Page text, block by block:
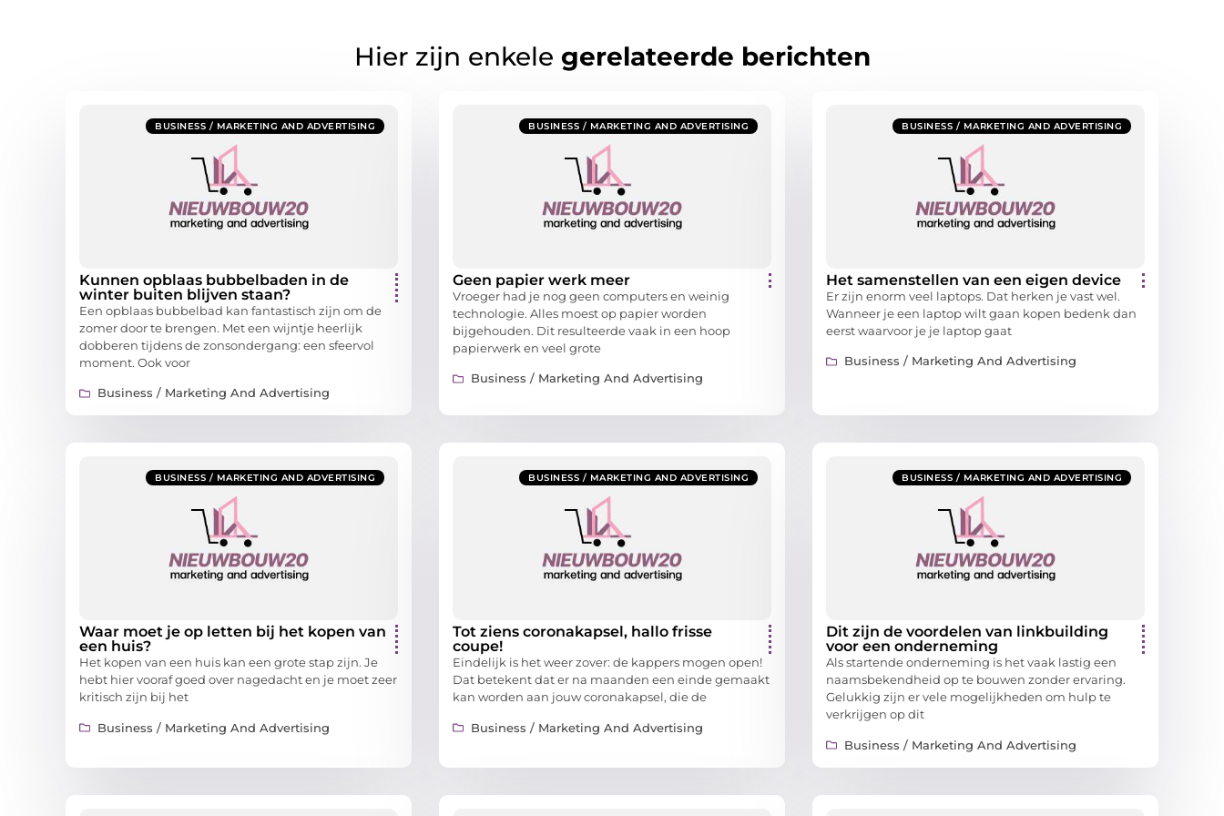
Hier zijn enkele gerelateerde berichten
BUSINESS / MARKETING AND ADVERTISING
Kunnen opblaas bubbelbaden in de
winter buiten blijven staan?
Een opblaas bubbelbad kan fantastisch zijn om de
zomer door te brengen. Met een wijntje heerlijk
dobberen tijdens de zonsondergang: een sfeervol
moment. Ook voor
Business / Marketing And Advertising
BUSINESS / MARKETING AND ADVERTISING
Geen papier werk meer
Vroeger had je nog geen computers en weinig
technologie. Alles moest op papier worden
bijgehouden. Dit resulteerde vaak in een hoop
papierwerk en veel grote
Business / Marketing And Advertising
BUSINESS / MARKETING AND ADVERTISING
Het samenstellen van een eigen device
Er zijn enorm veel laptops. Dat herken je vast wel.
Wanneer je een laptop wilt gaan kopen bedenk dan
eerst waarvoor je je laptop gaat
Business / Marketing And Advertising
BUSINESS / MARKETING AND ADVERTISING
Waar moet je op letten bij het kopen van
een huis?
Het kopen van een huis kan een grote stap zijn. Je
hebt hier vooraf goed over nagedacht en je moet zeer
kritisch zijn bij het
Business / Marketing And Advertising
BUSINESS / MARKETING AND ADVERTISING
Tot ziens coronakapsel, hallo frisse
coupe!
Eindelijk is het weer zover: de kappers mogen open!
Dat betekent dat er na maanden een einde gemaakt
kan worden aan jouw coronakapsel, die de
Business / Marketing And Advertising
BUSINESS / MARKETING AND ADVERTISING
Dit zijn de voordelen van linkbuilding
voor een onderneming
Als startende onderneming is het vaak lastig een
naamsbekendheid op te bouwen zonder ervaring.
Gelukkig zijn er vele mogelijkheden om hulp te
verkrijgen op dit
Business / Marketing And Advertising